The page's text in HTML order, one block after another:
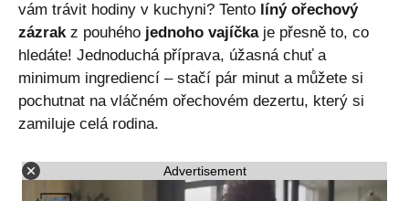
vám trávit hodiny v kuchyni? Tento líný ořechový
zázrakz pouhého jednoho vajíčkaje přesně to, co
hledáte! Jednoduchá příprava, úžasná chuť a
minimum ingrediencí – stačí pár minut a můžete si
pochutnat na vláčném ořechovém dezertu, který si
zamiluje celá rodina.
Advertisement